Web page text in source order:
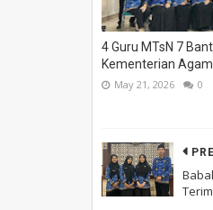
4 Guru MTsN 7
Kementerian
May 21, 2026 0